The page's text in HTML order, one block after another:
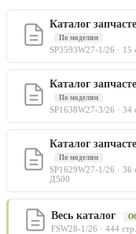
Каталог
По моделям
SP3593W27-1/26 ·
Каталог
По моделям
SP1638W27-3/26 ·
Каталог
По моделям
SP1629W27-1/26 ·
Д500
Весь каталог
FSW28-1/26 · 444